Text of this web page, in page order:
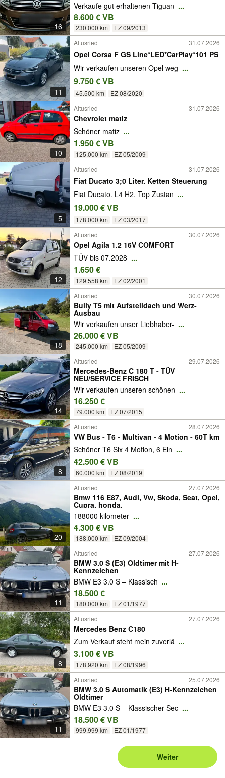
16
Verkaufe gut erhaltenen Tiguan ...
8.600 € VB
230.000 km EZ 09/2013
11
Altusried 31.07.2026
Opel Corsa F GS Line*LED*CarPlay*101 PS
Wir verkaufen unseren Opel weg ...
9.750 € VB
45.500 km EZ 08/2020
10
Altusried 31.07.2026
Chevrolet matiz
Schöner matiz ...
1.950 € VB
125.000 km EZ 05/2009
5
Altusried 31.07.2026
Fiat Ducato 3;0 Liter. Ketten Steuerung
Fiat Ducato. L4 H2. Top Zustan ...
19.000 € VB
178.000 km EZ 03/2017
12
Altusried 30.07.2026
Opel Agila 1.2 16V COMFORT
TÜV bis 07.2028 ...
1.650 €
129.558 km EZ 02/2001
18
Altusried 30.07.2026
Bully T5 mit Aufstelldach und Werz-
Ausbau
Wir verkaufen unser Liebhaber- ...
26.000 € VB
245.000 km EZ 05/2009
14
Altusried 29.07.2026
Mercedes-Benz C 180 T - TÜV
NEU/SERVICE FRISCH
Wir verkaufen unseren schönen ...
16.250 €
79.000 km EZ 07/2015
8
Altusried 28.07.2026
VW Bus - T6 - Multivan - 4 Motion - 60T km
Schöner T6 Six 4 Motion, 6 Ein ...
42.500 € VB
60.000 km EZ 08/2019
20
Altusried 27.07.2026
Bmw 116 E87, Audi, Vw, Skoda, Seat, Opel,
Cupra, honda,
188000 kilometer ...
4.300 € VB
188.000 km EZ 09/2004
11
Altusried 27.07.2026
BMW 3.0 S (E3) Oldtimer mit H-
Kennzeichen
BMW E3 3.0 S – Klassisch ...
18.500 €
180.000 km EZ 01/1977
8
Altusried 27.07.2026
Mercedes Benz C180
Zum Verkauf steht mein zuverlä ...
3.100 € VB
178.920 km EZ 08/1996
11
Altusried 25.07.2026
BMW 3.0 S Automatik (E3) H-Kennzeichen
Oldtimer
BMW E3 3.0 S – Klassischer Sec ...
18.500 € VB
999.999 km EZ 01/1977
Weiter